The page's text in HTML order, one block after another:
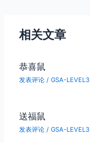
航
相关文章
恭喜鼠
发表评论 /GSA-LEVEL3
送福鼠
发表评论 /GSA-LEVEL3